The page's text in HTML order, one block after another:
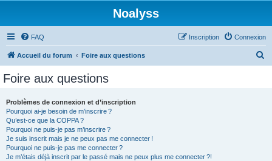
Noalyss
FAQ Connexion
Inscription
Accueil du forum Foire aux questions
Foire aux questions
Problèmes de connexion et d’inscription
Pourquoi ai-je besoin de m’inscrire ?
Qu’est-ce que la COPPA ?
Pourquoi ne puis-je pas m’inscrire ?
Je suis inscrit mais je ne peux pas me connecter !
Pourquoi ne puis-je pas me connecter ?
Je m’étais déjà inscrit par le passé mais ne peux plus me connecter ?!